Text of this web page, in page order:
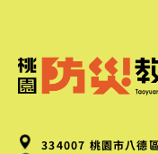
334007 桃園市八德